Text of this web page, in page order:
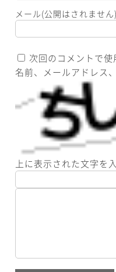
メール(公開はされません)
次回のコメントで
名前、メールアドレス
上に表示された文字を